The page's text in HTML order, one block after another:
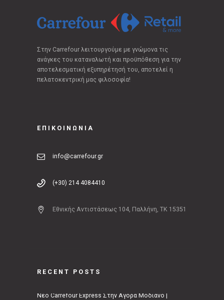
Στην Carrefour λειτουργούμε με γνώμονα τις
ανάγκες του καταναλωτή και προϋπόθεση για την
αποτελεσματική εξυπηρέτησή του, αποτελεί η
πελατοκεντρική μας φιλοσοφία!
ΕΠΙΚΟΙΝΩΝΙΑ
info@carrefour.gr
(+30) 214 4084410
Εθνικής Αντιστάσεως 104, Παλλήνη, ΤΚ 15351
RECENT POSTS
Νέο Carrefour Express Στην Αγορά Μοδιάνο |